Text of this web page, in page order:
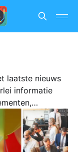
laatste nieuws
informatie
wereld en